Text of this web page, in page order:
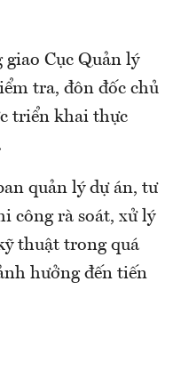
Cục Quản lý
tra, đôn đốc chủ
triển khai thực
quản lý dự án, tư
công rà soát, xử lý
thuật trong quá
hưởng đến tiến